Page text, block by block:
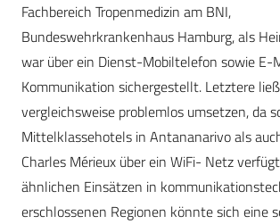
Fachbereich Tropenmedizin am BNI,
Bundeswehrkrankenhaus Hamburg, als
war über ein Dienst-Mobiltelefon sowie
Kommunikation sichergestellt. Letztere
vergleichsweise problemlos umsetzen, da
Mittelklassehotels in Antananarivo als
Charles Mérieux über ein WiFi- Netz
ähnlichen Einsätzen in
erschlossenen Regionen könnte sich eine